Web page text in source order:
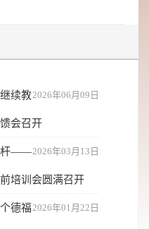
2026年06月09日
续教
会召开
2026年03月13日
杆——
培训会圆满召开
2026年01月22日
德福